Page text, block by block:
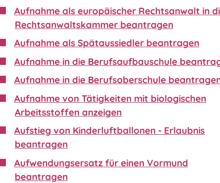
Aufnahme als europäischer Rechtsanwalt in
Rechtsanwaltskammer beantragen
Aufnahme als Spätaussiedler beantragen
Aufnahme in die Berufsaufbauschule
Aufnahme in die Berufsoberschule
Aufnahme von Tätigkeiten mit biologischen
Arbeitsstoffen anzeigen
Aufstieg von Kinderluftballonen - Erlaubnis
beantragen
Aufwendungsersatz für einen Vormund
beantragen